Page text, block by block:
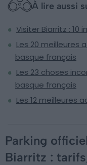
À lire aussi
Visiter Biarritz : 10
Les 20 meilleures
basque français
Les 23 choses
basque français
Les 12 meilleures
Parking
Biarritz :